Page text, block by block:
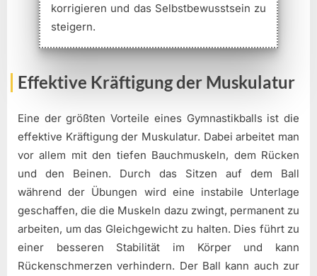
korrigieren und das Selbstbewusstsein zu
steigern.
Effektive Kräftigung der Muskulatur
Eine der größten Vorteile eines Gymnastikballs ist die
effektive Kräftigung der Muskulatur. Dabei arbeitet man
vor allem mit den tiefen Bauchmuskeln, dem Rücken
und den Beinen. Durch das Sitzen auf dem Ball
während der Übungen wird eine instabile Unterlage
geschaffen, die die Muskeln dazu zwingt, permanent zu
arbeiten, um das Gleichgewicht zu halten. Dies führt zu
einer besseren Stabilität im Körper und kann
Rückenschmerzen verhindern. Der Ball kann auch zur